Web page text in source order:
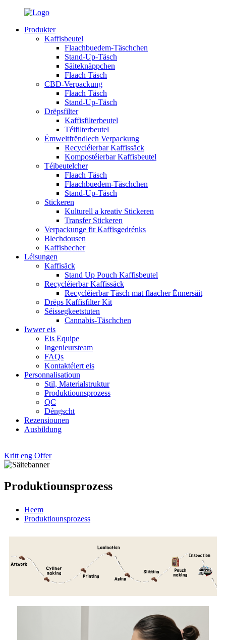
Produkter
Kaffisbeutel
Flaachbuedem-Täschchen
Stand-Up-Täsch
Säiteknäppchen
Flaach Täsch
CBD-Verpackung
Flaach Täsch
Stand-Up-Täsch
Drëpsfilter
Kaffisfilterbeutel
Téifilterbeutel
Ëmweltfrëndlech Verpackung
Recycléierbar Kaffissäck
Kompostéierbar Kaffisbeutel
Téibeutelcher
Flaach Täsch
Flaachbuedem-Täschchen
Stand-Up-Täsch
Stickeren
Kulturell a kreativ Stickeren
Transfer Stickeren
Verpackunge fir Kaffisgedrénks
Blechdousen
Kaffisbecher
Léisungen
Kaffisäck
Stand Up Pouch Kaffisbeutel
Recycléierbar Kaffissäck
Recycléierbar Täsch mat flaacher Ënnersäit
Drëps Kaffisfilter Kit
Séissegkeetstuten
Cannabis-Täschchen
Iwwer eis
Eis Equipe
Ingenieursteam
FAQs
Kontaktéiert eis
Personnalisatioun
Stil, Materialstruktur
Produktiounsprozess
QC
Déngscht
Rezensiounen
Ausbildung
Kritt eng Offer
Produktiounsprozess
Heem
Produktiounsprozess